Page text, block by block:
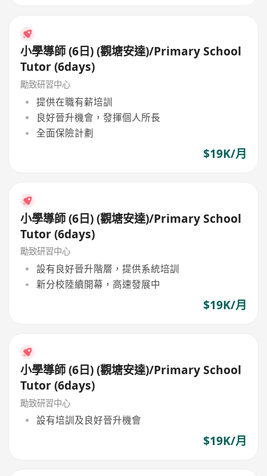
小學導師 (6日) (觀塘安達)/Primary School
Tutor (6days)
勵致研習中心
提供在職有薪培訓
良好晉升機會，發揮個人所長
全面保險計劃
$19K/月
小學導師 (6日) (觀塘安達)/Primary School
Tutor (6days)
勵致研習中心
設有良好晉升階層，提供系統培訓
新分校陸續開幕，高速發展中
$19K/月
小學導師 (6日) (觀塘安達)/Primary School
Tutor (6days)
勵致研習中心
設有培訓及良好晉升機會
$19K/月